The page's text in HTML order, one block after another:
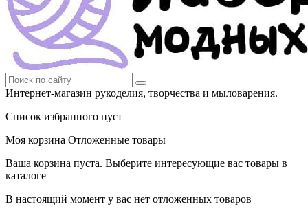
Интернет-магазин рукоделия, творчества и мыловарения.
Список избранного пуст
Моя корзина Отложенные товары
Ваша корзина пуста. Выберите интересующие вас товары в
каталоге
В настоящий момент у вас нет отложенных товаров